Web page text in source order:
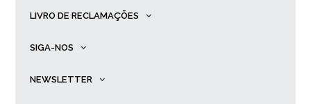
LIVRO DE RECLAMAÇÕES
SIGA-NOS
NEWSLETTER